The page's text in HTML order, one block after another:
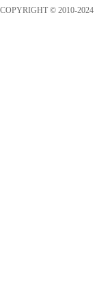
COPYRIGHT © 2010-2024